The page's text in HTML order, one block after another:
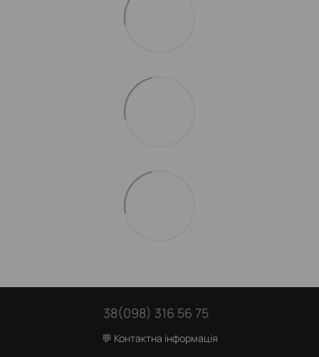
38(098) 316 56 75
💬 Контактна інформація